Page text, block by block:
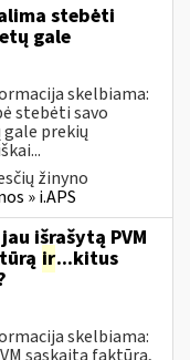
stebėti
gale
skelbiama:
stebėti savo
prekių
žinyno
» i.APS
išrašytą PVM
ir...kitus
skelbiama:
sąskaitą faktūrą,